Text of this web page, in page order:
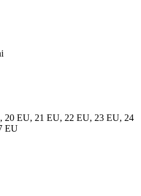
20 EU, 21 EU, 22 EU, 23 EU, 24
EU